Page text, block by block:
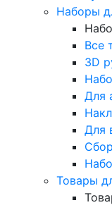
Наборы
Все
3D
Для
Для
Товары